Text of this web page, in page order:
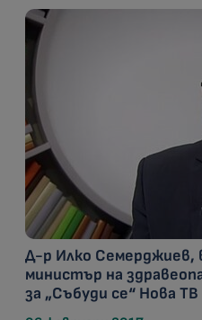
Д-р Илко Семерджиев,
министър на
за „Събуди се“ Нова ТВ